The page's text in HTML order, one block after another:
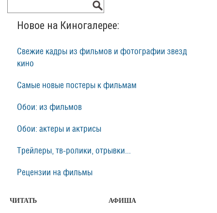
Новое на Киногалерее:
Свежие кадры из фильмов и фотографии звезд
кино
Самые новые постеры к фильмам
Обои: из фильмов
Обои: актеры и актрисы
Трейлеры, тв-ролики, отрывки...
Рецензии на фильмы
ЧИТАТЬ АФИША